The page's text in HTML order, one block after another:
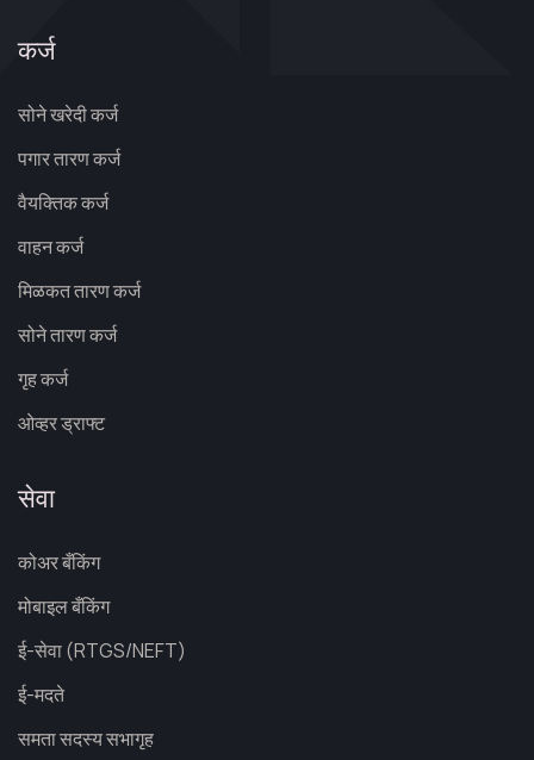
कर्ज
सोने खरेदी कर्ज
पगार तारण कर्ज
वैयक्तिक कर्ज
वाहन कर्ज
मिळकत तारण कर्ज
सोने तारण कर्ज
गृह कर्ज
ओव्हर ड्राफ्ट
सेवा
कोअर बँकिंग
मोबाइल बँकिंग
ई-सेवा (RTGS/NEFT)
ई-मदते
समता सदस्य सभागृह